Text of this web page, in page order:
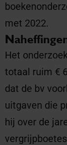
met 2022.
Het
totaal ruim €
dat de bv
uitgaven die
hij over de